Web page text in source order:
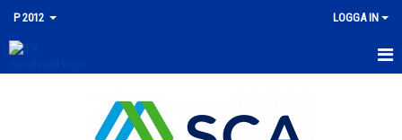
P 2012 LOGGA IN